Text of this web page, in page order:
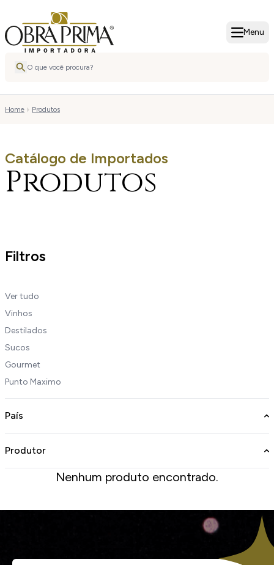
Menu
Home Produtos
Catálogo de Importados
Produtos
Filtros
Ver tudo
Vinhos
Destilados
Sucos
Gourmet
Punto Maximo
País
Produtor
Nenhum produto encontrado.